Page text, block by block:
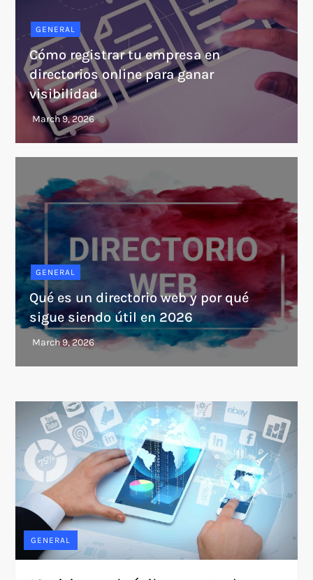
GENERAL
Cómo registrar tu empresa en
directorios online para ganar
visibilidad
GENERAL
Qué es un directorio web y por qué
sigue siendo útil en 2026
GENERAL